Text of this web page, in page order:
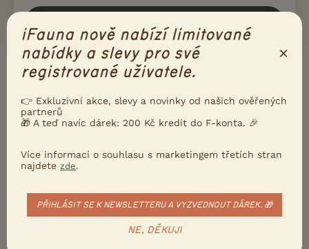
iFauna nově nabízí limitované
nabídky a slevy pro své
registrované uživatele.
×
👉 Exkluzivní akce, slevy a novinky od našich ověřených
partnerů
🎁 A teď navíc dárek: 200 Kč kredit do F-konta. 🎉
Více informací o souhlasu s marketingem třetích stran
najdete zde.
PŘIHLÁSIT SE K NEWSLETTERU A VYZVEDNOUT DÁREK. 🎁
NE, DĚKUJI